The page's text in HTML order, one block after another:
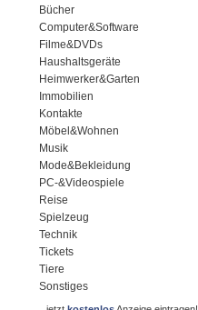
Bücher
Computer&Software
Filme&DVDs
Haushaltsgeräte
Heimwerker&Garten
Immobilien
Kontakte
Möbel&Wohnen
Musik
Mode&Bekleidung
PC-&Videospiele
Reise
Spielzeug
Technik
Tickets
Tiere
Sonstiges